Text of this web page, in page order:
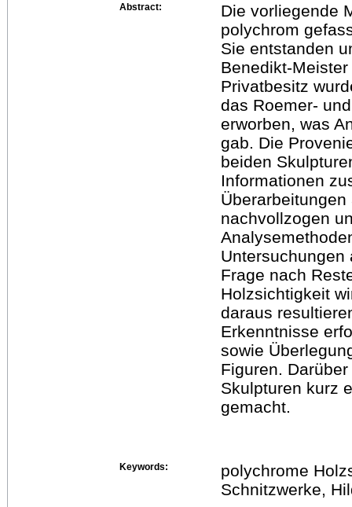
Abstract:
Die vorliegende
polychrom
Sie entstanden
Benedikt-
Privatbesitz
das Roemer-
erworben, was
gab. Die
beiden
Informationen
nachvollzogen
Untersuchungen
Frage nach
Holzsichtigkeit
daraus
Erkenntnisse
sowie
Figuren.
Skulpturen kurz
gemacht.
Keywords:
polychrome
Schnitzwerke,